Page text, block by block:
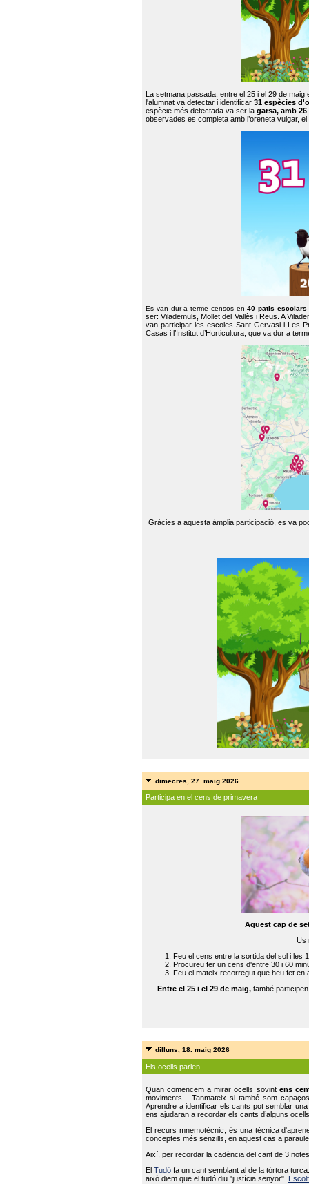
La setmana passada, entre el 25 i el 29 de
l'alumnat va detectar i identificar 31 espècies
espècie més detectada va ser la garsa, amb
observades es completa amb l’oreneta vulgar,
Es van dur a terme censos en40 patis escolars
ser: Vilademuls, Mollet del Vallès i Reus. A
van participar les escoles Sant Gervasi i Les
Casas i l’Institut d’Horticultura, que va dur a
Gràcies a aquesta àmplia participació, es va
dimecres, 27. maig 2026
Participa en el cens de primavera
Aquest cap de
Us
Feu el cens entre la sortida del sol i les
Procureu fer un cens d'entre 30 i 60
Feu el mateix recorregut que heu fet en
Entre el 25 i el 29 de maig, també
dilluns, 18. maig 2026
Els ocells parlen
Quan comencem a mirar ocells sovint ens
moviments... Tanmateix si també som
Aprendre a identificar els cants pot semblar
ens ajudaran a recordar els cants d’alguns
El recurs mnemotècnic, és una tècnica
conceptes més senzills, en aquest cas a
Així, per recordar la cadència del cant de 3
ElTudófa un cant semblant al de la tórtora
això diem que el tudó diu "justícia senyor".